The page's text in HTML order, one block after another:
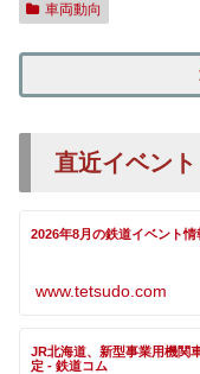
車両動向
直近イベント
2026年8月の鉄道イベント情
www.tetsudo.com
JR北海道、新型事業用機関
定 - 鉄道コム